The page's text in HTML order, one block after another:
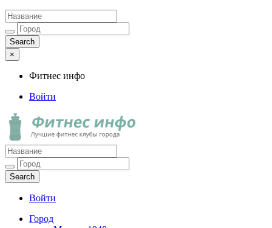
×
Фитнес инфо
Войти
Фитнес инфо
Лучшие фитнес клубы города
Войти
Город